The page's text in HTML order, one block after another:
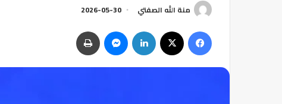
منة الله الصفتي 2026-05-30